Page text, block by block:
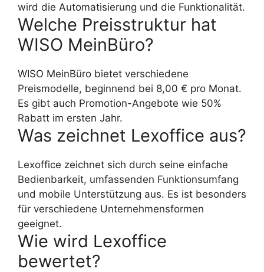
wird die Automatisierung und die Funktionalität.
Welche Preisstruktur hat
WISO MeinBüro?
WISO MeinBüro bietet verschiedene
Preismodelle, beginnend bei 8,00 € pro Monat.
Es gibt auch Promotion-Angebote wie 50%
Rabatt im ersten Jahr.
Was zeichnet Lexoffice aus?
Lexoffice zeichnet sich durch seine einfache
Bedienbarkeit, umfassenden Funktionsumfang
und mobile Unterstützung aus. Es ist besonders
für verschiedene Unternehmensformen
geeignet.
Wie wird Lexoffice
bewertet?